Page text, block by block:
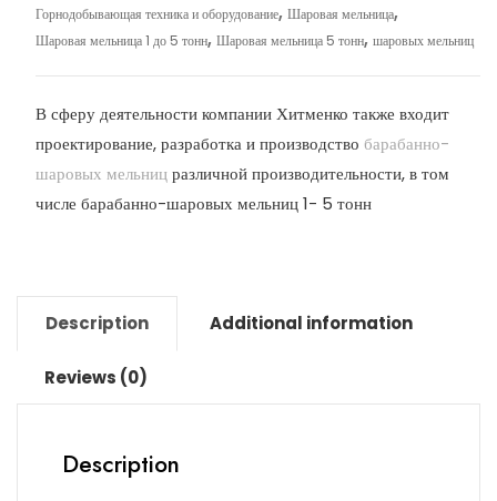
Горнодобывающая техника и оборудование, Шаровая мельница,
Шаровая мельница 1 до 5 тонн, Шаровая мельница 5 тонн, шаровых мельниц
В сферу деятельности компании Хитменко также входит
проектирование, разработка и производство барабанно-
шаровых мельницразличной производительности, в том
числе барабанно-шаровых мельниц 1- 5 тонн
Description Additional information
Reviews (0)
Description